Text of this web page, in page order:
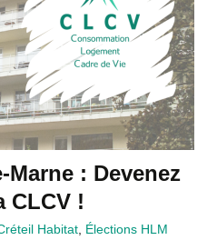
: Devenez
CLCV !
Habitat Élections HLM